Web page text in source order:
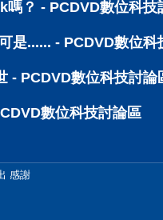
？ - PCDVD數位科技
是...... - PCDVD數位科
- PCDVD數位科技討論
數位科技討論區
感謝